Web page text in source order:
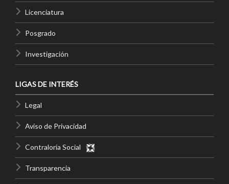
Licenciatura
Posgrado
Investigación
LIGAS DE INTERÉS
Legal
Aviso de Privacidad
Contraloría Social
Transparencia